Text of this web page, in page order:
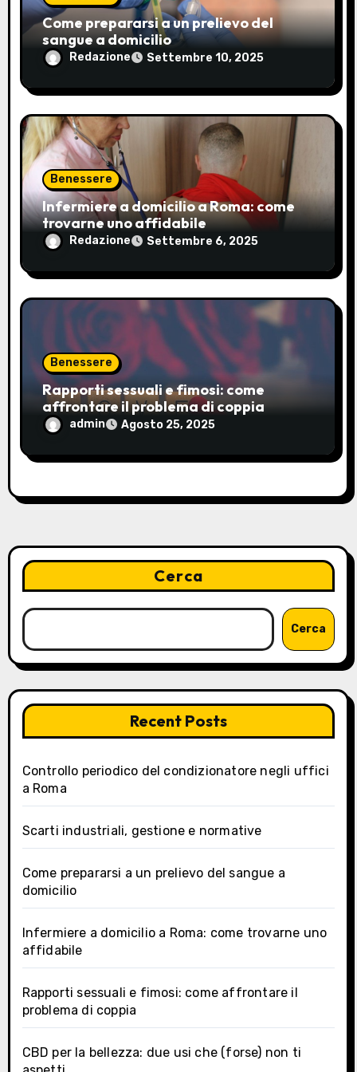
c
l
i
Come prepararsi a un prelievo del
sangue a domicilio
Redazione Settembre 10, 2025
Benessere
Infermiere a domicilio a Roma: come
trovarne uno affidabile
Redazione Settembre 6, 2025
Benessere
Rapporti sessuali e fimosi: come
affrontare il problema di coppia
admin Agosto 25, 2025
Cerca
Cerca
Recent Posts
Controllo periodico del condizionatore negli uffici
a Roma
Scarti industriali, gestione e normative
Come prepararsi a un prelievo del sangue a
domicilio
Infermiere a domicilio a Roma: come trovarne uno
affidabile
Rapporti sessuali e fimosi: come affrontare il
problema di coppia
CBD per la bellezza: due usi che (forse) non ti